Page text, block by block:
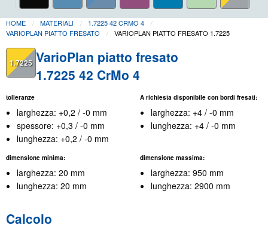
HOME MATERIALI
1.7225 42 CRMO 4
VARIOPLAN PIATTO FRESATO
VARIOPLAN PIATTO FRESATO 1.7225
1.7225 VarioPlan piatto fresato
1.7225 42 CrMo 4
tolleranze
larghezza: +0,2 / -0 mm
spessore: +0,3 / -0 mm
lunghezza: +0,2 / -0 mm
A richiesta disponibile con bordi fresati:
larghezza: +4 / -0 mm
lunghezza: +4 / -0 mm
dimensione minima:
larghezza: 20 mm
lunghezza: 20 mm
dimensione massima:
larghezza: 950 mm
lunghezza: 2900 mm
Calcolo